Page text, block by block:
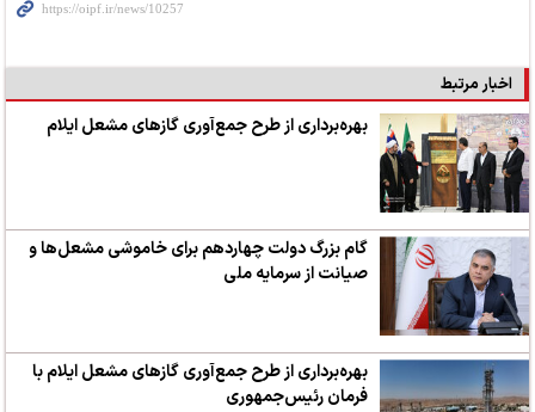
اخبار مرتبط
بهره‌برداری از طرح جمع‌آوری گازهای مشعل ایلام
گام بزرگ دولت چهاردهم برای خاموشی مشعل‌ها و
صیانت از سرمایه ملی
بهره‌برداری از طرح جمع‌آوری گازهای مشعل ایلام با
فرمان رئیس‌جمهوری